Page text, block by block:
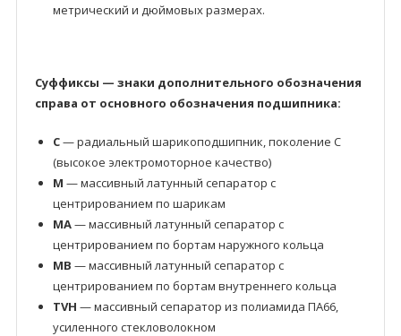
метрический и дюймовых размерах.
Суффиксы — знаки дополнительного обозначения
справа от основного обозначения подшипника:
C— радиальный шарикоподшипник, поколение C
(высокое электромоторное качество)
M — массивный латунный сепаратор с
центрированием по шарикам
MA— массивный латунный сепаратор с
центрированием по бортам наружного кольца
MB — массивный латунный сепаратор с
центрированием по бортам внутреннего кольца
TVH — массивный сепаратор из полиамида ПА66,
усиленного стекловолокном